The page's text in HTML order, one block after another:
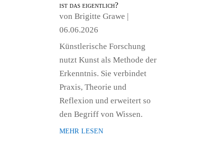
ist das eigentlich?
vonBrigitte Grawe
06.06.2026
Künstlerische Forschung
nutzt Kunst als Methode der
Erkenntnis. Sie verbindet
Praxis, Theorie und
Reflexion und erweitert so
den Begriff von Wissen.
mehr lesen